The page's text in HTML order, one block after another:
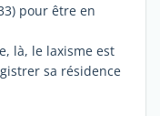
pour être en
là, le laxisme est
sa résidence